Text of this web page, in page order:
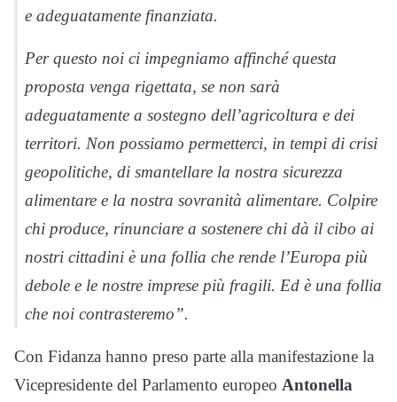
e adeguatamente finanziata.
Per questo noi ci impegniamo affinché questa
proposta venga rigettata, se non sarà
adeguatamente a sostegno dell’agricoltura e dei
territori. Non possiamo permetterci, in tempi di crisi
geopolitiche, di smantellare la nostra sicurezza
alimentare e la nostra sovranità alimentare. Colpire
chi produce, rinunciare a sostenere chi dà il cibo ai
nostri cittadini è una follia che rende l’Europa più
debole e le nostre imprese più fragili. Ed è una follia
che noi contrasteremo”.
Con Fidanza hanno preso parte alla manifestazione la
Vicepresidente del Parlamento europeo Antonella